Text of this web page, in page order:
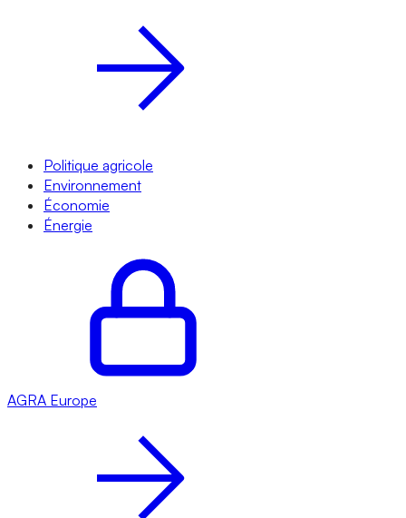
Politique agricole
Environnement
Économie
Énergie
AGRA Europe